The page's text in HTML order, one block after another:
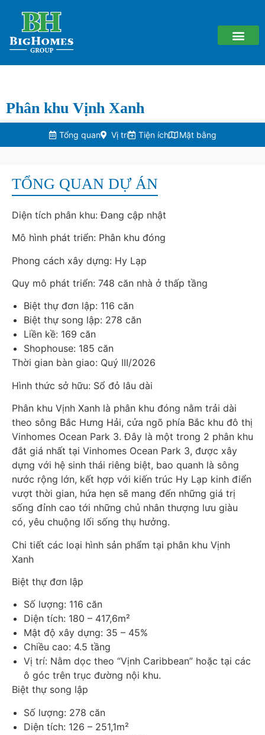
Phân khu Vịnh Xanh
Tổng quan Vị trí Tiện ích Mặt bằng
TỔNG QUAN DỰ ÁN
Diện tích phân khu: Đang cập nhật
Mô hình phát triển: Phân khu đóng
Phong cách xây dựng: Hy Lạp
Quy mô phát triển: 748 căn nhà ở thấp tầng
Biệt thự đơn lập: 116 căn
Biệt thự song lập: 278 căn
Liền kề: 169 căn
Shophouse: 185 căn
Thời gian bàn giao: Quý III/2026
Hình thức sở hữu: Sổ đỏ lâu dài
Phân khu Vịnh Xanh là phân khu đóng nằm trải dài
theo sông Bắc Hưng Hải, cửa ngõ phía Bắc khu đô thị
Vinhomes Ocean Park 3. Đây là một trong 2 phân khu
đắt giá nhất tại Vinhomes Ocean Park 3, được xây
dựng với hệ sinh thái riêng biệt, bao quanh là sông
nước rộng lớn, kết hợp với kiến trúc Hy Lạp kinh điển
vượt thời gian, hứa hẹn sẽ mang đến những giá trị
sống đỉnh cao tới những chủ nhân thượng lưu giàu
có, yêu chuộng lối sống thụ hưởng.
Chi tiết các loại hình sản phẩm tại phân khu Vịnh
Xanh
Biệt thự đơn lập
Số lượng: 116 căn
Diện tích: 180 – 417,6m²
Mật độ xây dựng: 35 – 45%
Chiều cao: 4.5 tầng
Vị trí: Nằm dọc theo “Vịnh Caribbean” hoặc tại các
ô góc trên trục đường nội khu.
Biệt thự song lập
Số lượng: 278 căn
Diện tích: 126 – 251,1m²